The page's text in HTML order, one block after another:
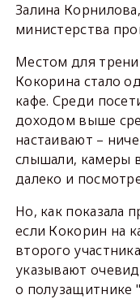
Залина
министерства
Местом для
Кокорина стало
кафе. Среди
доходом выше
настаивают –
слышали, камеры
далеко и
Но, как показала
если Кокорин на
второго
указывают
о полузащитнике